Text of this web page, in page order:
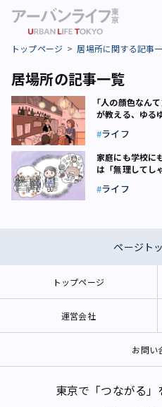
トップページ 居場所に関する記事
居場所の記事一覧
｢人の顔色なん
が教える、ゆる
ライフ
家庭にも学校
は「無理してし
ライフ
ページト
トップページ
運営会社
お問い
東京で「つながる